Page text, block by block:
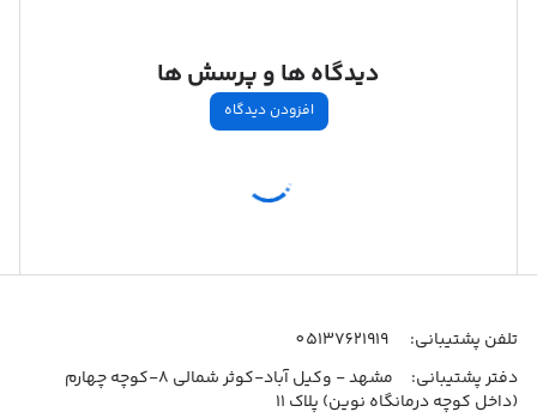
دیدگاه ها و پرسش ها
افزودن دیدگاه
اطلاعات تماس
تلفن پشتیبانی:
05137621919
دفتر پشتیبانی:
مشهد - وکیل آباد-کوثر شمالی 8-کوچه چهارم
(داخل کوچه درمانگاه نوین) پلاک 11